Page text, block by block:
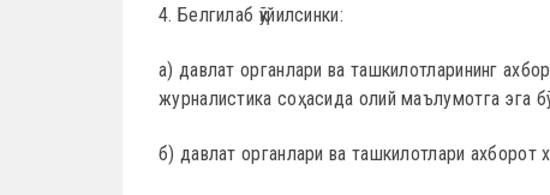
4. Белгилаб қўйилсинки:
a) давлат органлари ва ташкилотларининг
журналистика соҳасида олий маълумотга эга
б) давлат органлари ва ташкилотлари ахборот